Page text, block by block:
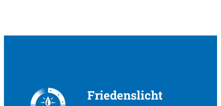
Friedenslicht